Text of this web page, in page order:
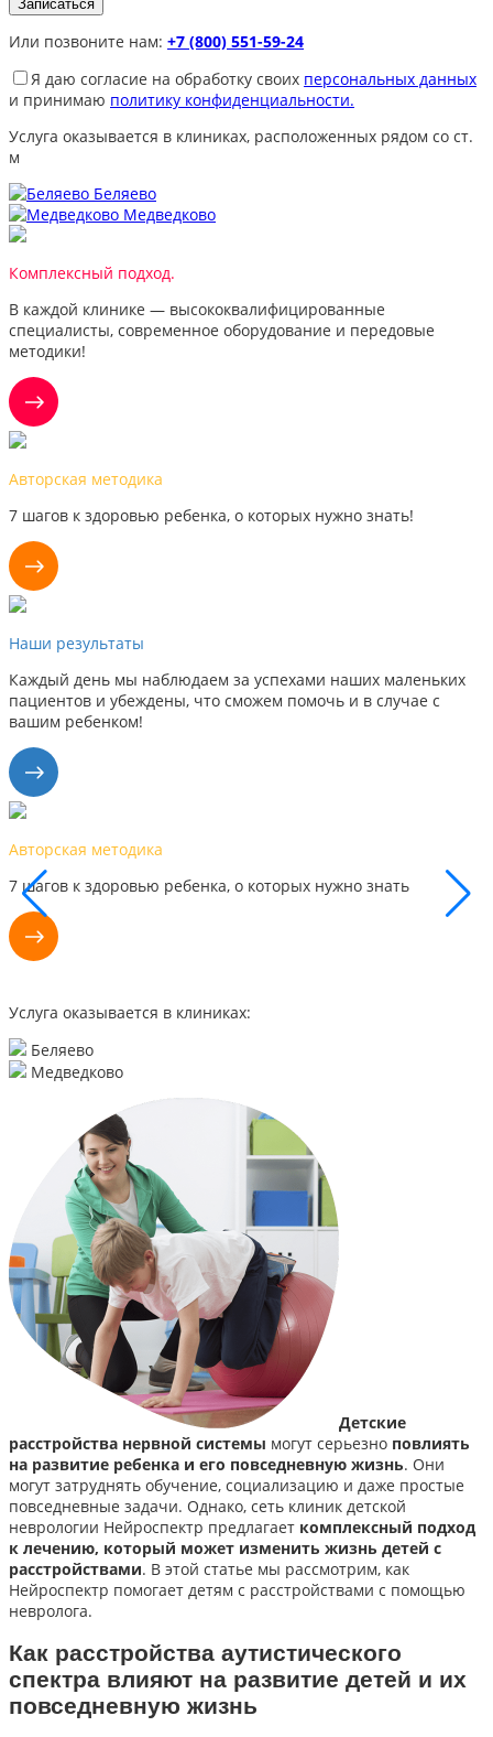
Или позвоните нам: +7 (800) 551-59-24
Я даю согласие на обработку своих персональных данных
и принимаю политику конфиденциальности.
Услуга оказывается в клиниках, расположенных рядом со ст.
м
Беляево
Медведково
Комплексный подход.
В каждой клинике — высококвалифицированные
специалисты, современное оборудование и передовые
методики!
Авторская методика
7 шагов к здоровью ребенка, о которых нужно знать!
Наши результаты
Каждый день мы наблюдаем за успехами наших маленьких
пациентов и убеждены, что сможем помочь и в случае с
вашим ребенком!
Авторская методика
7 шагов к здоровью ребенка, о которых нужно знать
Услуга оказывается в клиниках:
Беляево
Медведково
Детские
расстройства нервной системы могут серьезно повлиять
на развитие ребенка и его повседневную жизнь. Они
могут затруднять обучение, социализацию и даже простые
повседневные задачи. Однако, сеть клиник детской
неврологии Нейроспектр предлагает комплексный подход
к лечению, который может изменить жизнь детей с
расстройствами. В этой статье мы рассмотрим, как
Нейроспектр помогает детям с расстройствами с помощью
невролога.
Как расстройства аутистического
спектра влияют на развитие детей и их
повседневную жизнь